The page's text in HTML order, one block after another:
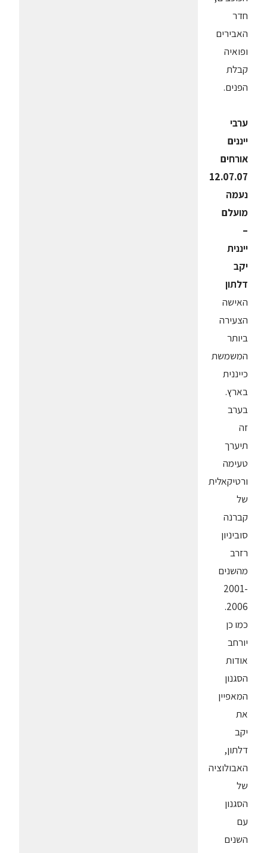
חדר
האבירים
ופואיה
קבלת
הפנים.
ערבי
ייננים
אורחים
12.07.07
נעמה
מועלם
–
ייננית
יקב
דלתון
האישה
הצעירה
ביותר
המשמשת
כייננית
בארץ.
בערב
זה
תיערך
טעימה
ורטיקאלית
של
קברנה
סוביניון
רזרב
מהשנים
2001-
2006.
כמו כן
יורחב
אודות
הסגנון
המאפיין
את
יקב
דלתון,
האבולוציה
של
הסגנון
עם
השנים